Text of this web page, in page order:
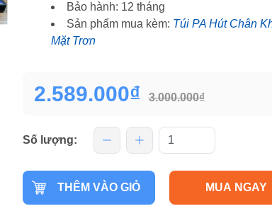
Bảo hành: 12 tháng
Sản phẩm mua kèm: Túi PA Hút Chân
Mặt Trơn
2.589.000₫ 3.000.000₫
Số lượng:
THÊM VÀO GIỎ MUA NGAY